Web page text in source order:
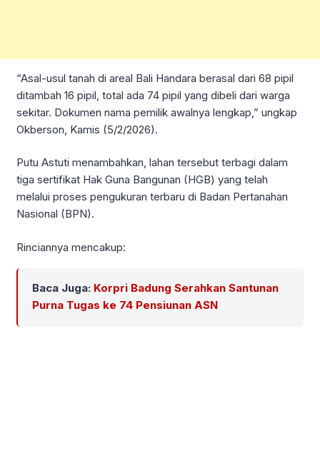
“Asal-usul tanah di areal Bali Handara berasal dari 68 pipil
ditambah 16 pipil, total ada 74 pipil yang dibeli dari warga
sekitar. Dokumen nama pemilik awalnya lengkap,” ungkap
Okberson, Kamis (5/2/2026).
Putu Astuti menambahkan, lahan tersebut terbagi dalam
tiga sertifikat Hak Guna Bangunan (HGB) yang telah
melalui proses pengukuran terbaru di Badan Pertanahan
Nasional (BPN).
Rinciannya mencakup:
Baca Juga: Korpri Badung Serahkan Santunan
Purna Tugas ke 74 Pensiunan ASN